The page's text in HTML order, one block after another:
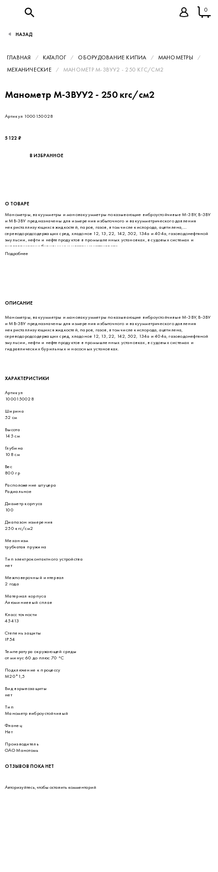
0
ГЛАВНАЯ КАТАЛОГ ОБОРУДОВАНИЕ КИПИА
МАНОМЕТРЫ
МЕХАНИЧЕСКИЕ
МАНОМЕТР М-3ВУУ2 - 250 КГС/СМ2
Манометр М-3ВУУ2 - 250 кгс/см2
Артикул 1000150028
5 122 ₽
В ИЗБРАННОЕ
О ТОВАРЕ
Манометры, вакуумметры и мановакуумметры показывающие виброустойчивые М-3ВУ, В-3ВУ
и МВ-3ВУ предназначены для измерения избыточного и вакуумметрического давления
некристаллизующихся жидкостей, паров, газов, в том числе кислорода, ацетилена,
сереводородсодержащих сред, хладонов 12, 13, 22, 142, 502, 134а и 404а, газоводонефтяной
эмульсии, нефти и нефтепродуктов в промышленных установках, в судовых системах и
гидравлических бурильных и насосных установках.
Подробнее
ОПИСАНИЕ
Манометры, вакуумметры и мановакуумметры показывающие виброустойчивые М-3ВУ, В-3ВУ
и МВ-3ВУ предназначены для измерения избыточного и вакуумметрического давления
некристаллизующихся жидкостей, паров, газов, в том числе кислорода, ацетилена,
сереводородсодержащих сред, хладонов 12, 13, 22, 142, 502, 134а и 404а, газоводонефтяной
эмульсии, нефти и нефтепродуктов в промышленных установках, в судовых системах и
гидравлических бурильных и насосных установках.
ХАРАКТЕРИСТИКИ
Артикул
1000150028
Ширина
52 см
Высота
145 см
Глубина
108 см
Вес
800 гр
Расположение штуцера
Радиальное
Диаметр корпуса
100
Диапазон измерения
250 кгс/см2
Механизм
трубчатая пружина
Тип электроконтактного устройства
нет
Межповерочный интервал
2 года
Материал корпуса
Алюминиевый сплав
Класс точности
45413
Степень защиты
IP54
Температура окружающей среды
от минус 60 до плюс 70 °С
Подключение к процессу
М20*1,5
Вид взрывозащиты
нет
Тип
Манометр виброустойчивый
Фланец
Нет
Производитель
ОАО Манотомь
ОТЗЫВОВ ПОКА НЕТ
Авторизуйтесь, чтобы оставить комментарий
НАЗАД